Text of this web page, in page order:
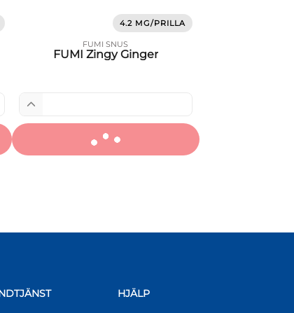
4.2 MG/PRILLA
FUMI SNUS
FUMI Zingy Ginger
HJÄLP